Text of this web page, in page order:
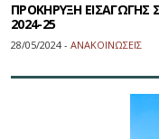
ΠΡΟΚΗΡΥΞΗ ΕΙΣΑΓΩΓΗΣ
2024-25
28/05/2024 - ΑΝΑΚΟΙΝΩΣΕΙΣ